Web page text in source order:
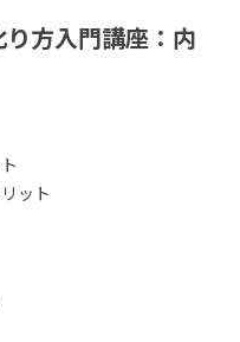
方入門講座：内
ット